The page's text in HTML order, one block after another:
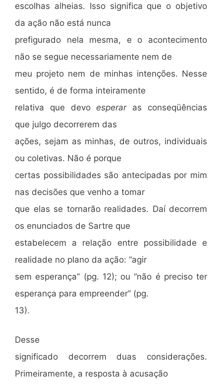
escolhas alheias. Isso significa que o objetivo
da ação não está nunca
prefigurado nela mesma, e o acontecimento
não se segue necessariamente nem de
meu projeto nem de minhas intenções. Nesse
sentido, é de forma inteiramente
relativa que devoesperaras conseqüências
que julgo decorrerem das
ações, sejam as minhas, de outros, individuais
ou coletivas. Não é porque
certas possibilidades são antecipadas por mim
nas decisões que venho a tomar
que elas se tornarão realidades. Daí decorrem
os enunciados de Sartre que
estabelecem a relação entre possibilidade e
realidade no plano da ação: “agir
sem esperança” (pg. 12); ou “não é preciso ter
esperança para empreender” (pg.
13).
Desse
significado decorrem duas considerações.
Primeiramente, a resposta à acusação